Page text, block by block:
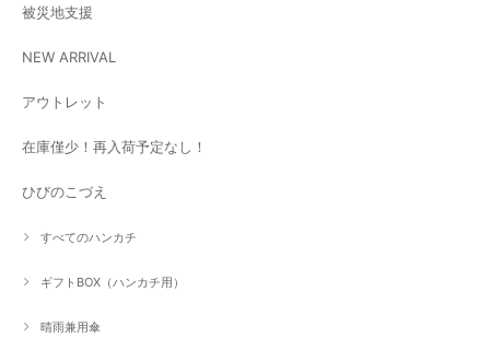
被災地支援
NEW ARRIVAL
アウトレット
在庫僅少！再入荷予定なし！
ひびのこづえ
すべてのハンカチ
ギフトBOX（ハンカチ用）
晴雨兼用傘